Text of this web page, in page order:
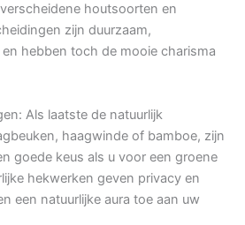
houtsoorten en
zijn duurzaam,
hebben toch de mooie charisma
Als laatste de natuurlijk
haagwinde of bamboe, zijn
goede keus als u voor een groene
hekwerken geven privacy en
een natuurlijke aura toe aan uw